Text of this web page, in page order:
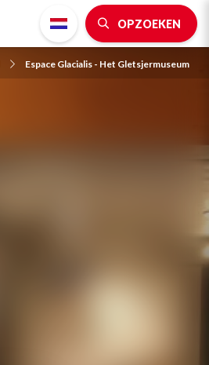
OPZOEKEN
Espace Glacialis - Het Gletsjermuseum